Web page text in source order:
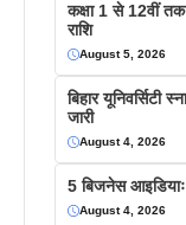
कक्षा 1 से 12वीं तक
राशि
August 5, 2026
बिहार यूनिवर्सिटी
जारी
August 4, 2026
5 बिजनेस
August 4, 2026